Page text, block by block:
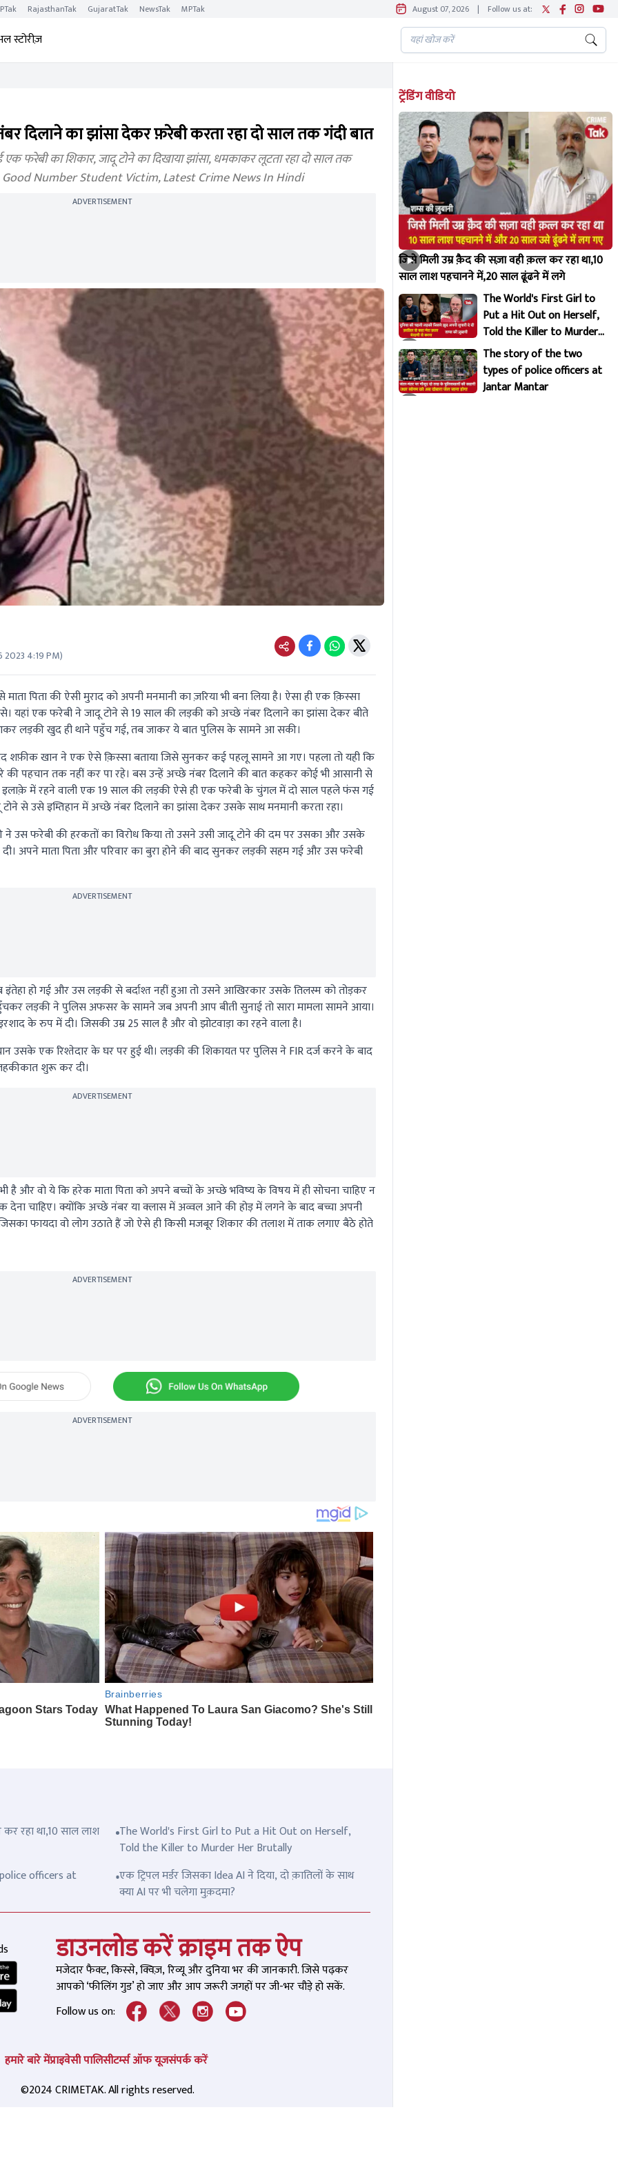
RajasthanTak GujaratTak NewsTak MPTak August 07, 2026 | Follow us at:
स्टोरीज़
दिलाने का झांसा देकर फ़रेबी करता रहा दो साल तक गंदी बात
फरेबी का शिकार, जादू टोने का दिखाया झांसा, धमकाकर लूटता रहा दो साल तक
Number Student Victim, Latest Crime News In Hindi
ADVERTISEMENT
2023 4:19 PM)
पिता की ऐसी मुराद को अपनी मनमानी का ज़रिया भी बना लिया है। ऐसा ही एक क़िस्सा
यहां एक फरेबी ने जादू टोने से 19 साल की लड़की को अच्छे नंबर दिलाने का झांसा देकर बीते
लड़की खुद ही थाने पहुँच गई, तब जाकर ये बात पुलिस के सामने आ सकी।
शफ़ीक खान ने एक ऐसे क़िस्सा बताया जिसे सुनकर कई पहलू सामने आ गए। पहला तो यही कि
पहचान तक नहीं कर पा रहे। बस उन्हें अच्छे नंबर दिलाने की बात कहकर कोई भी आसानी से
में रहने वाली एक 19 साल की लड़की ऐसे ही एक फरेबी के चुंगल में दो साल पहले फंस गई
से उसे इम्तिहान में अच्छे नंबर दिलाने का झांसा देकर उसके साथ मनमानी करता रहा।
ने उस फरेबी की हरकतों का विरोध किया तो उसने उसी जादू टोने की दम पर उसका और उसके
अपने माता पिता और परिवार का बुरा होने की बाद सुनकर लड़की सहम गई और उस फरेबी
ADVERTISEMENT
हो गई और उस लड़की से बर्दाश्त नहीं हुआ तो उसने आखिरकार उसके तिलस्म को तोड़कर
लड़की ने पुलिस अफसर के सामने जब अपनी आप बीती सुनाई तो सारा मामला सामने आया।
के रुप में दी। जिसकी उम्र 25 साल है और वो झोटवाड़ा का रहने वाला है।
उसके एक रिश्तेदार के घर पर हुई थी। लड़की की शिकायत पर पुलिस ने FIR दर्ज करने के बाद
शुरू कर दी।
ADVERTISEMENT
और वो ये कि हरेक माता पिता को अपने बच्चों के अच्छे भविष्य के विषय में ही सोचना चाहिए न
देना चाहिए। क्योंकि अच्छे नंबर या क्लास में अव्वल आने की होड़ में लगने के बाद बच्चा अपनी
फायदा वो लोग उठाते हैं जो ऐसे ही किसी मजबूर शिकार की तलाश में ताक लगाए बैठे होते
ADVERTISEMENT
ADVERTISEMENT
रहा था,10 साल लाश
The World's First Girl to Put a Hit Out on Herself,
Told the Killer to Murder Her Brutally
officers at
एक ट्रिपल मर्डर जिसका Idea AI ने दिया, दो क़ातिलों के साथ
क्या AI पर भी चलेगा मुक़दमा?
डाउनलोड करें क्राइम तक ऐप
मजेदार फैक्ट, किस्से, क्विज़, रिव्यू और दुनिया भर की जानकारी. जिसे पढ़कर
आपको ‘फीलिंग गुड’ हो जाए और आप जरूरी जगहों पर जी-भर चौड़े हो सकें.
Follow us on:
हमारे बारे मेंप्राइवेसी पालिसीटर्म्स ऑफ यूजसंपर्क करें
©2024 CRIMETAK. All rights reserved.
ट्रेंडिंग वीडियो
जिसे मिली उम्र क़ैद की सज़ा वही क़त्ल कर रहा था,10
साल लाश पहचानने में,20 साल ढूंढने में लगे
The World's First Girl to
Put a Hit Out on Herself,
Told the Killer to Murder
Her Brutally
The story of the two
types of police officers at
Jantar Mantar